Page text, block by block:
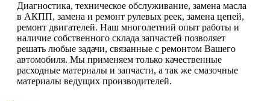
Диагностика, техническое обслуживание, замена масла
в АКПП, замена и ремонт рулевых реек, замена цепей,
ремонт двигателей. Наш многолетний опыт работы и
наличие собственного склада запчастей позволяет
решать любые задачи, связанные с ремонтом Вашего
автомобиля. Мы применяем только качественные
расходные материалы и запчасти, а так же смазочные
материалы ведущих производителей.